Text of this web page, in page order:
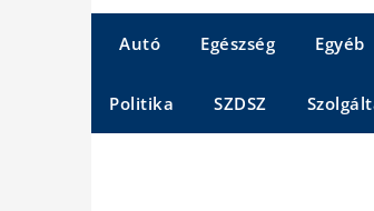
Autó Egészség Egyéb
Politika SZDSZ